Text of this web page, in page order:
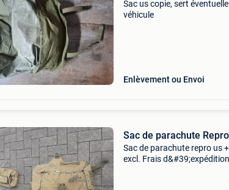
Sac us copie, sert
véhicule
Enlèvement ou Envoi
Sac de parachute
Sac de parachute repro us
excl. Frais